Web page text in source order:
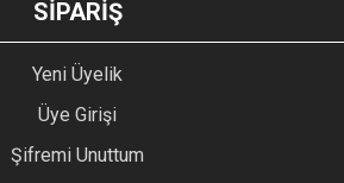
SİPARİŞ
Yeni Üyelik
Üye Girişi
Şifremi Unuttum